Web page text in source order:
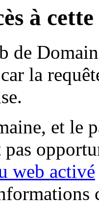
à
de
la
et le
pas
web activé